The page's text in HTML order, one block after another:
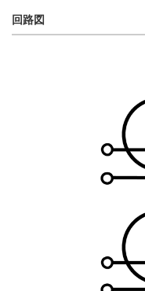
回路図